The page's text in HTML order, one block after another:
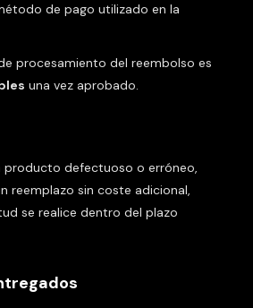
de pago utilizado en la
procesamiento del reembolso es
una vez aprobado.
producto defectuoso o erróneo,
reemplazo sin coste adicional,
se realice dentro del plazo